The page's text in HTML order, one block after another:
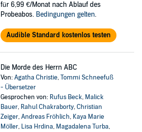
für 6,99 €/Monat nach Ablauf des
Probeabos. Bedingungen gelten.
Audible Standard kostenlos testen
Die Morde des Herrn ABC
Von:Agatha Christie,Tommi Schneefuß
- Übersetzer
Gesprochen von: Rufus Beck, Malick
Bauer, Rahul Chakraborty,Christian
Zeiger,Andreas Fröhlich, Kaya Marie
Möller, Lisa Hrdina, Magadalena Turba,